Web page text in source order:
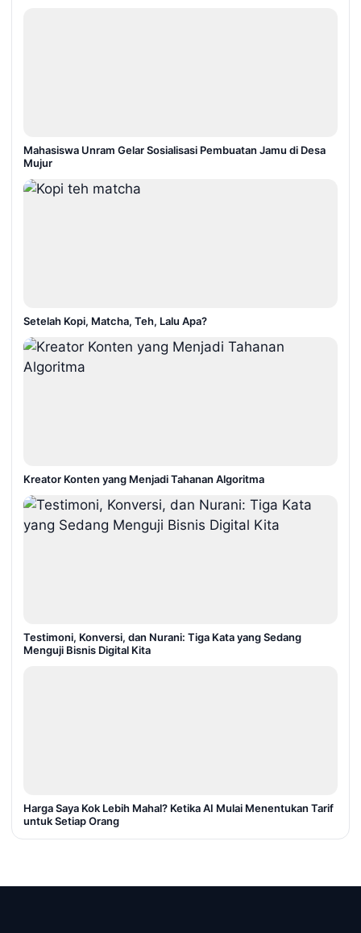
Mahasiswa Unram Gelar Sosialisasi Pembuatan Jamu di Desa
Mujur
Setelah Kopi, Matcha, Teh, Lalu Apa?
Kreator Konten yang Menjadi Tahanan Algoritma
Testimoni, Konversi, dan Nurani: Tiga Kata yang Sedang
Menguji Bisnis Digital Kita
Harga Saya Kok Lebih Mahal? Ketika AI Mulai Menentukan Tarif
untuk Setiap Orang